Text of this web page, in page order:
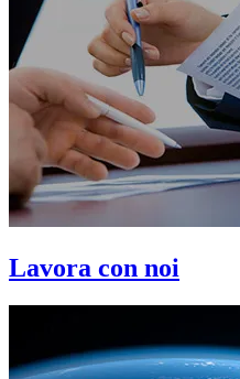
Lavora con noi